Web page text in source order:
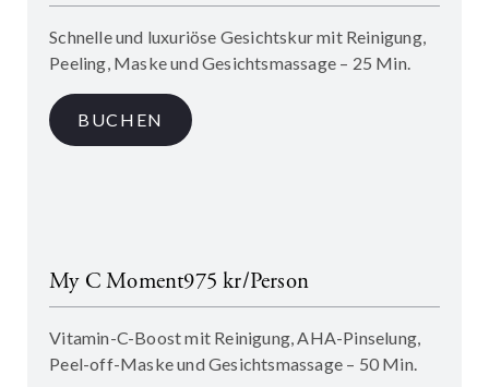
Schnelle und luxuriöse Gesichtskur mit Reinigung,
Peeling, Maske und Gesichtsmassage – 25 Min.
BUCHEN
My C Moment975 kr/Person
Vitamin-C-Boost mit Reinigung, AHA-Pinselung,
Peel-off-Maske und Gesichtsmassage – 50 Min.